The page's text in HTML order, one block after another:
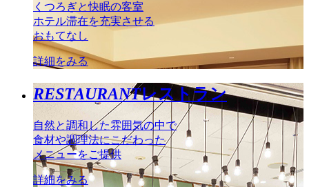
くつろぎと快眠の客室
ホテル滞在を充実させる
おもてなし
詳細をみる
RESTAURANTレストラン
自然と調和した雰囲気の中で
食材や調理法にこだわった
メニューをご提供
詳細をみる